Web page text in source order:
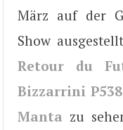
März auf der
Show
Retour du
Bizzarrini P538
Manta zu